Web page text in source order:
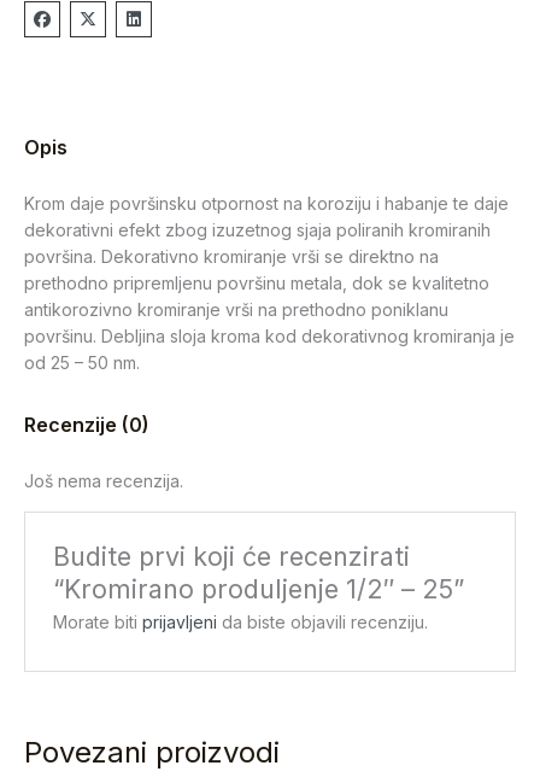
Opis
Krom daje površinsku otpornost na koroziju i habanje te daje
dekorativni efekt zbog izuzetnog sjaja poliranih kromiranih
površina. Dekorativno kromiranje vrši se direktno na
prethodno pripremljenu površinu metala, dok se kvalitetno
antikorozivno kromiranje vrši na prethodno poniklanu
površinu. Debljina sloja kroma kod dekorativnog kromiranja je
od 25 – 50 nm.
Recenzije (0)
Još nema recenzija.
Budite prvi koji će recenzirati
“Kromirano produljenje 1/2″ – 25”
Morate bitiprijavljeni da biste objavili recenziju.
Povezani proizvodi